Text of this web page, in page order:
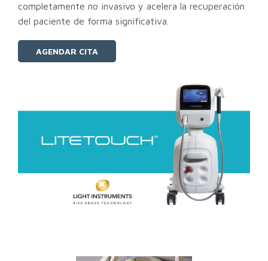
completamente no invasivo y acelera la recuperación
del paciente de forma significativa.
AGENDAR CITA